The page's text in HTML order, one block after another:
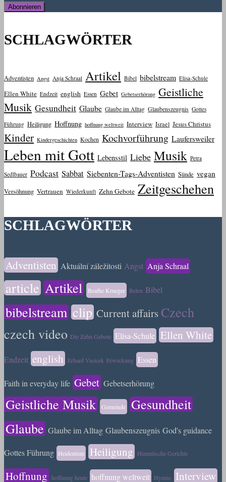
SCHLAGWÖRTER
Adventisten Angst Anja Schraal Artikel Bibel bibelstream Elisa-Schule
Ellen White Endzeit english Essen Gebet Gebetserhörung Geistliche
Musik Gesundheit Glaube Glaube im Alltag Glaubenszeugnis Gottes
Führung Heiligung Hoffnung hoffnung weltweit Interview Israel Jesus Christus
Kinder Kindergeschichten Kochen Kochvorführung Laufersweiler
Leben mit Gott Lebensstil Liebe Musik Petra
Sedlbauer Podcast Sabbat Siebenten-Tags-Adventisten Sünde vegan
Versöhnung Vertrauen Wiederkunft Zehn Gebote Zeitgeschehen
SCHLAGWÖRTER
Adventisten Aktuální záležitosti Angst Anja Schraal
article Artikel Beathe Krueger Beten Bibel
bibelstream clip Current affairs Czech
czech video Die Zehn Gebote Elisa-Schule Ellen White
Endzeit english Erhard Vasicek Erweckung Essen
Faith in everyday life Gebet Gebetserhörung
Geistliche Musik Gemeinde
Gesundheit
Glaube Glaube im Alltag Glaubenszeugnis God's guidance
Gottes Führung Heidentum Heiligung Himmlische Gerichte
Hoffnung hoffnung heute hoffnung weltweit Hymns
Interview